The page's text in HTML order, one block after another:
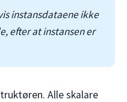
instansdataene ikke
efter at instansen er
Alle skalare